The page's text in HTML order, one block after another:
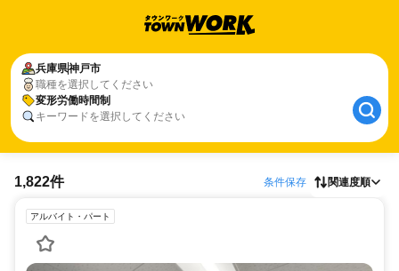
兵庫県神戸市
職種を選択してください
変形労働時間制
キーワードを選択してください
1,822件 条件保存 関連度順
アルバイト・パート